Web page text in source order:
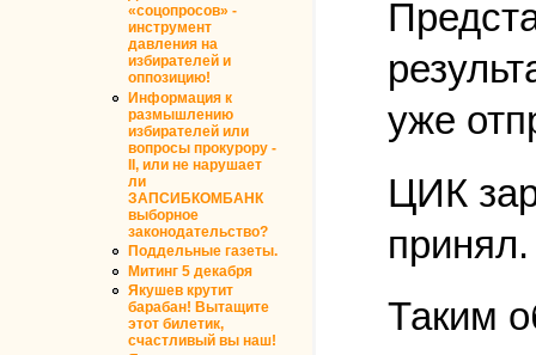
«соцопросов» -
инструмент
давления на
избирателей и
оппозицию!
Информация к
размышлению
избирателей или
вопросы прокурору -
II, или не нарушает
ли
ЗАПСИБКОМБАНК
выборное
законодательство?
Поддельные газеты.
Митинг 5 декабря
Якушев крутит
барабан! Вытащите
этот билетик,
счастливый вы наш!
уже
ЦИК
принял.
Таким